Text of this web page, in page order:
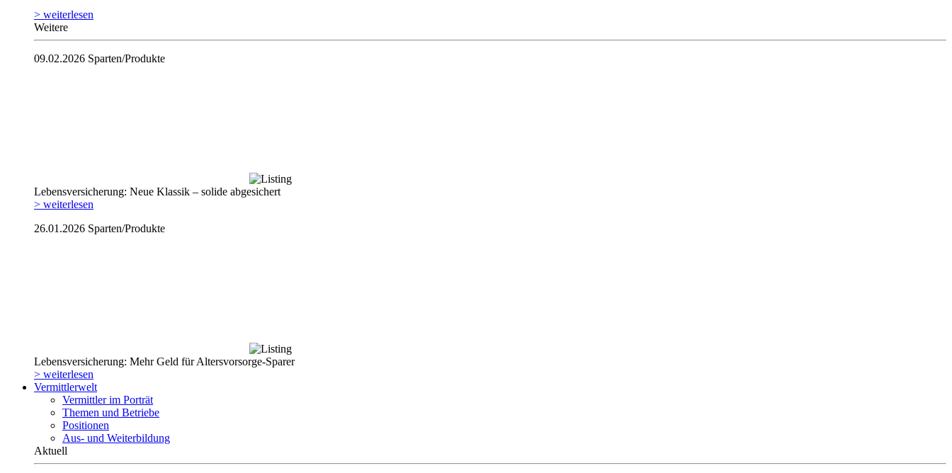
> weiterlesen
Weitere
09.02.2026 Sparten/Produkte
Lebensversicherung: Neue Klassik – solide abgesichert
> weiterlesen
26.01.2026 Sparten/Produkte
Lebensversicherung: Mehr Geld für Altersvorsorge-Sparer
> weiterlesen
Vermittlerwelt
Vermittler im Porträt
Themen und Betriebe
Positionen
Aus- und Weiterbildung
Aktuell